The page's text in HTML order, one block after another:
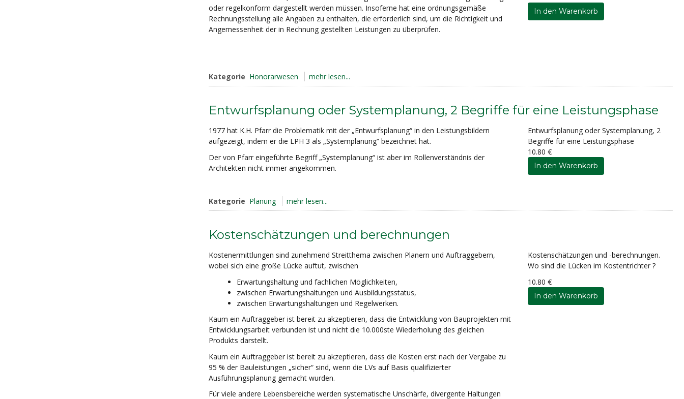
oder regelkonform dargestellt werden müssen. Insoferne hat eine ordnungsgemäße
Rechnungsstellung alle Angaben zu enthalten, die erforderlich sind, um die Richtigkeit und
Angemessenheit der in Rechnung gestellten Leistungen zu überprüfen.
Kategorie Honorarwesen mehr lesen...
Entwurfsplanung oder Systemplanung, 2 Begriffe für eine Leistungsphase
1977 hat K.H. Pfarr die Problematik mit der „Entwurfsplanung“ in den Leistungsbildern
aufgezeigt, indem er die LPH 3 als „Systemplanung“ bezeichnet hat.
Der von Pfarr eingeführte Begriff „Systemplanung“ ist aber im Rollenverständnis der
Architekten nicht immer angekommen.
Entwurfsplanung oder Systemplanung, 2
Begriffe für eine Leistungsphase
10.80 €
Kategorie Planung mehr lesen...
Kostenschätzungen und berechnungen
Kostenermittlungen sind zunehmend Streitthema zwischen Planern und Auftraggebern,
wobei sich eine große Lücke auftut, zwischen
Erwartungshaltung und fachlichen Möglichkeiten,
zwischen Erwartungshaltungen und Ausbildungsstatus,
zwischen Erwartungshaltungen und Regelwerken.
Kaum ein Auftraggeber ist bereit zu akzeptieren, dass die Entwicklung von Bauprojekten mit
Entwicklungsarbeit verbunden ist und nicht die 10.000ste Wiederholung des gleichen
Produkts darstellt.
Kaum ein Auftraggeber ist bereit zu akzeptieren, dass die Kosten erst nach der Vergabe zu
95 % der Bauleistungen „sicher“ sind, wenn die LVs auf Basis qualifizierter
Ausführungsplanung gemacht wurden.
Für viele andere Lebensbereiche werden systematische Unschärfe, divergente Haltungen
Kostenschätzungen und -berechnungen.
Wo sind die Lücken im Kostentrichter ?
10.80 €